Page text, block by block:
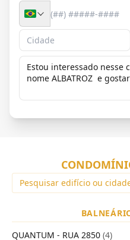
QUANTUM - RUA 2850 (4)